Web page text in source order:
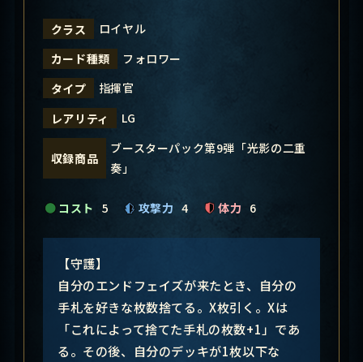
クラス
ロイヤル
カード種類
フォロワー
タイプ
指揮官
レアリティ
LG
収録商品
ブースターパック第9弾「光影の二重
奏」
コスト 5 攻撃力 4 体力 6
【守護】
自分のエンドフェイズが来たとき、自分の
手札を好きな枚数捨てる。X枚引く。Xは
「これによって捨てた手札の枚数+1」であ
る。その後、自分のデッキが1枚以下な